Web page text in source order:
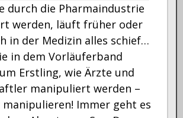
durch die Pharmaindustrie
werden, läuft früher oder
in der Medizin alles schief…
in dem Vorläuferband
Erstling, wie Ärzte und
manipuliert werden –
Immer geht es